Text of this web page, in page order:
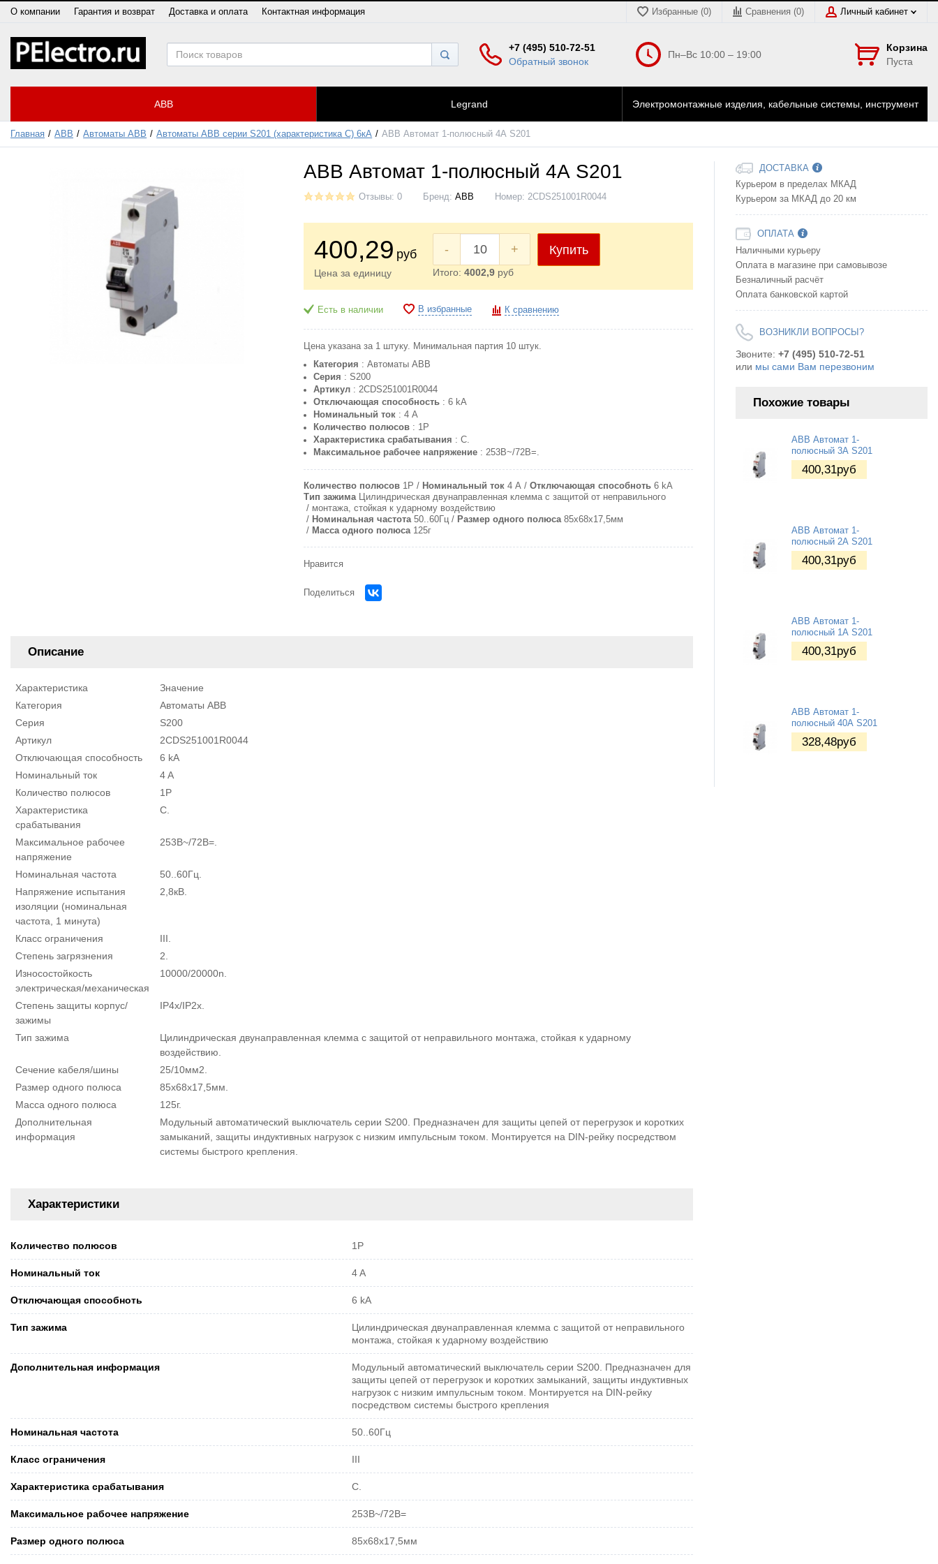
О компании Гарантия и возврат Доставка и оплата Контактная информация Избранные (0) Сравнения (0) Личный кабинет
+7 (495) 510-72-51
Обратный звонок
Пн–Вс 10:00 – 19:00
Корзина
Пуста
ABB Legrand Электромонтажные изделия, кабельные системы, инструмент
Главная ABB Автоматы ABB Автоматы ABB серии S201 (характеристика C) 6кА ABB Автомат 1-полюсный 4А S201
ABB Автомат 1-полюсный 4А S201
Отзывы: 0 Бренд: ABB Номер: 2CDS251001R0044
400,29 руб
Цена за единицу
- + Купить
Итого: 4002,9 руб
Есть в наличии В избранные К сравнению
Цена указана за 1 штуку. Минимальная партия 10 штук.
Категория : Автоматы ABB
Серия : S200
Артикул: 2CDS251001R0044
Отключающая способность: 6 kA
Номинальный ток: 4 A
Количество полюсов: 1P
Характеристика срабатывания : C.
Максимальное рабочее напряжение: 253В~/72В=.
Количество полюсов 1P Номинальный ток 4 A Отключающая способноть 6 kA
Тип зажима
Цилиндрическая двунаправленная клемма с защитой от неправильного
монтажа, стойкая к ударному воздействию
Номинальная частота 50..60Гц Размер одного полюса 85х68х17,5мм
Масса одного полюса 125г
Нравится
Поделиться
Описание
Характеристика
Значение
Категория
Автоматы ABB
Серия
S200
Артикул
2CDS251001R0044
Отключающая способность
6 kA
Номинальный ток
4 A
Количество полюсов
1P
Характеристика
срабатывания
C.
Максимальное рабочее
напряжение
253В~/72В=.
Номинальная частота
50..60Гц.
Напряжение испытания
изоляции (номинальная
частота, 1 минута)
2,8кВ.
Класс ограничения
III.
Степень загрязнения
2.
Износостойкость
электрическая/механическая
10000/20000n.
Степень защиты корпус/
зажимы
IP4x/IP2x.
Тип зажима
Цилиндрическая двунаправленная клемма с защитой от неправильного монтажа, стойкая к ударному
воздействию.
Сечение кабеля/шины
25/10мм2.
Размер одного полюса
85х68х17,5мм.
Масса одного полюса
125г.
Дополнительная
информация
Модульный автоматический выключатель серии S200. Предназначен для защиты цепей от перегрузок и коротких
замыканий, защиты индуктивных нагрузок с низким импульсным током. Монтируется на DIN-рейку посредством
системы быстрого крепления.
Характеристики
Количество полюсов 1P
Номинальный ток 4 A
Отключающая способноть 6 kA
Тип зажима
Цилиндрическая двунаправленная клемма с защитой от неправильного
монтажа, стойкая к ударному воздействию
Дополнительная информация
Модульный автоматический выключатель серии S200. Предназначен для
защиты цепей от перегрузок и коротких замыканий, защиты индуктивных
нагрузок с низким импульсным током. Монтируется на DIN-рейку
посредством системы быстрого крепления
Номинальная частота 50..60Гц
Класс ограничения III
Характеристика срабатывания C.
Максимальное рабочее напряжение 253В~/72В=
Размер одного полюса 85х68х17,5мм
ДОСТАВКА
Курьером в пределах МКАД
Курьером за МКАД до 20 км
ОПЛАТА
Наличными курьеру
Оплата в магазине при самовывозе
Безналичный расчёт
Оплата банковской картой
ВОЗНИКЛИ ВОПРОСЫ?
Звоните: +7 (495) 510-72-51
или мы сами Вам перезвоним
Похожие товары
ABB Автомат 1-
полюсный 3А S201
400,31руб
ABB Автомат 1-
полюсный 2А S201
400,31руб
ABB Автомат 1-
полюсный 1А S201
400,31руб
ABB Автомат 1-
полюсный 40А S201
328,48руб